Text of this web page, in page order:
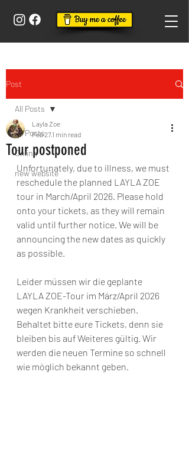
Post
All Posts
Online
new website
All Posts
Tour postponed
Layla Zoe
Feb 271 min read
Unfortunately, due to illness, we must
reschedule the planned LAYLA ZOE
tour in March/April 2026. Please hold
onto your tickets, as they will remain
valid until further notice. We will be
announcing the new dates as quickly
as possible.
Leider müssen wir die geplante
LAYLA ZOE-Tour im März/April 2026
wegen Krankheit verschieben.
Behaltet bitte eure Tickets, denn sie
bleiben bis auf Weiteres gültig. Wir
werden die neuen Termine so schnell
wie möglich bekannt geben.